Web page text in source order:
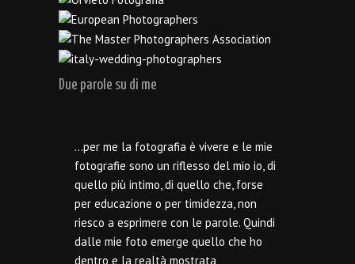
Due parole su di me
…per me la fotografia è vivere e le mie
fotografie sono un riflesso del mio io, di
quello più intimo, di quello che, forse
per educazione o per timidezza, non
riesco a esprimere con le parole. Quindi
dalle mie foto emerge quello che ho
dentro e la realtà mostrata